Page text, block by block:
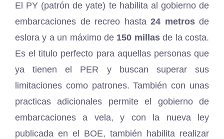
El PY (patrón de yate) te habilita al gobierno de
embarcaciones de recreo hasta 24 metrosde
eslora y a un máximo de 150 millasde la costa.
Es el titulo perfecto para aquellas personas que
ya tienen el PER y buscan superar sus
limitaciones como patrones. También con unas
practicas adicionales permite el gobierno de
embarcaciones a vela, y con la nueva ley
publicada en el BOE, también habilita realizar